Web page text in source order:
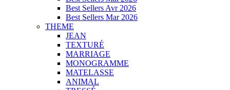
Best Sellers Avr 2026
Best Sellers Mar 2026
THEME
JEAN
TEXTURÉ
MARRIAGE
MONOGRAMME
MATELASSE
ANIMAL